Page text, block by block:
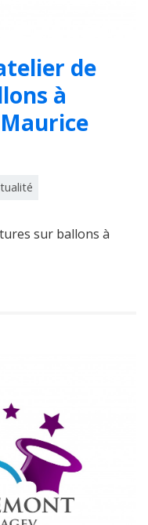
de
à
sur ballons à